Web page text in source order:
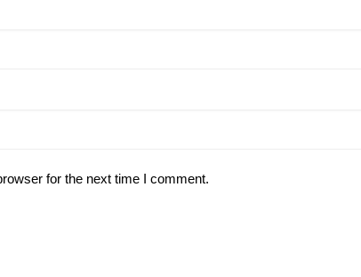
for the next time I comment.